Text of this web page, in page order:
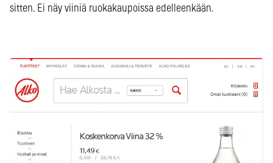
sitten. Ei näy viiniä ruokakaupoissa edelleenkään.